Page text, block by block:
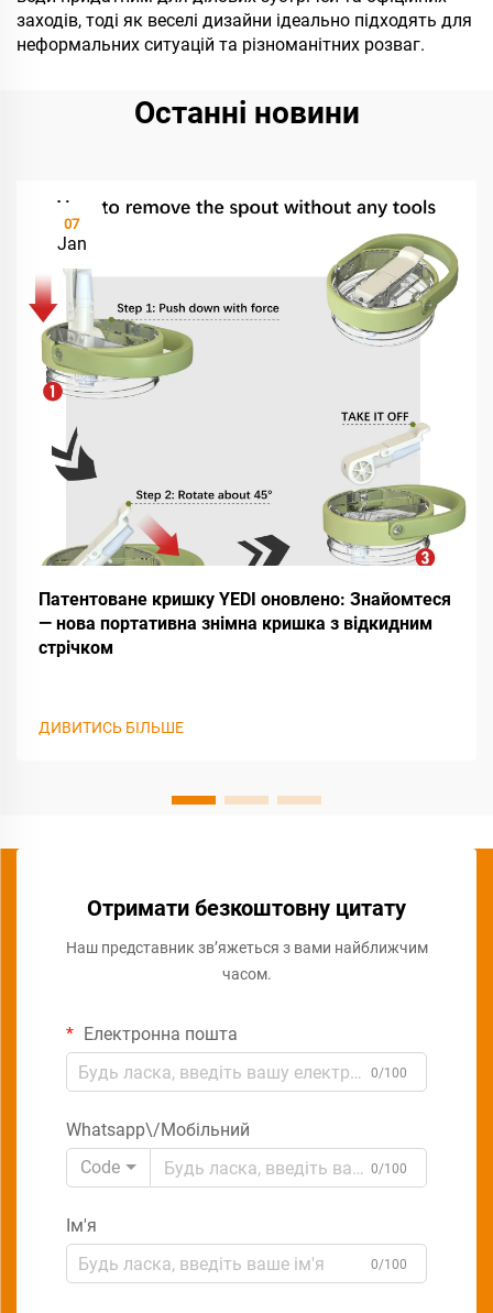
заходів, тоді як веселі дизайни ідеально підходять для
неформальних ситуацій та різноманітних розваг.
Останні новини
07
Jan
Патентоване кришку YEDI оновлено: Знайомтеся
— нова портативна знімна кришка з відкидним
стрічком
ДИВИТИСЬ БІЛЬШЕ
Отримати безкоштовну цитату
Наш представник зв’яжеться з вами найближчим
часом.
Електронна пошта
0/100
Whatsapp\/Мобільний
Code
0/100
Ім'я
0/100